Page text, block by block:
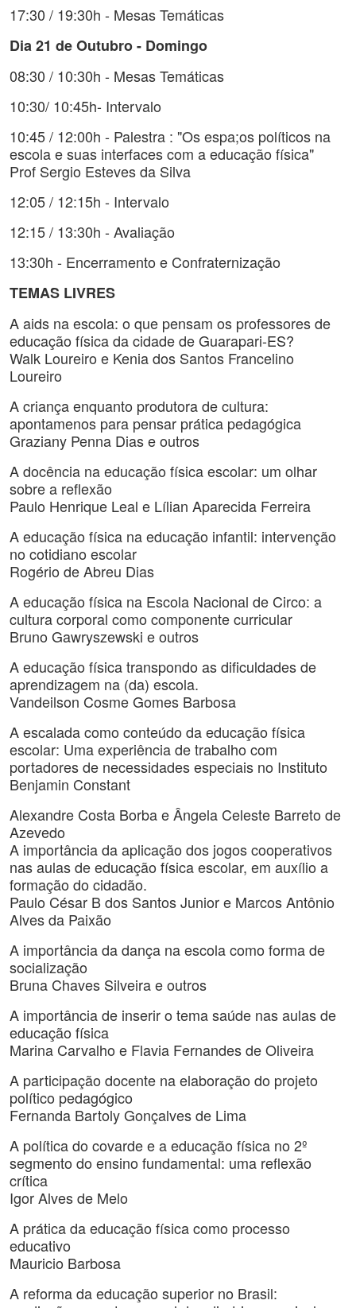
17:30 / 19:30h - Mesas Temáticas
Dia 21 de Outubro - Domingo
08:30 / 10:30h - Mesas Temáticas
10:30/ 10:45h- Intervalo
10:45 / 12:00h - Palestra : "Os espa;os políticos na
escola e suas interfaces com a educação física"
Prof Sergio Esteves da Silva
12:05 / 12:15h - Intervalo
12:15 / 13:30h - Avaliação
13:30h - Encerramento e Confraternização
TEMAS LIVRES
A aids na escola: o que pensam os professores de
educação física da cidade de Guarapari-ES?
Walk Loureiro e Kenia dos Santos Francelino
Loureiro
A criança enquanto produtora de cultura:
apontamenos para pensar prática pedagógica
Graziany Penna Dias e outros
A docência na educação física escolar: um olhar
sobre a reflexão
Paulo Henrique Leal e Lílian Aparecida Ferreira
A educação física na educação infantil: intervenção
no cotidiano escolar
Rogério de Abreu Dias
A educação física na Escola Nacional de Circo: a
cultura corporal como componente curricular
Bruno Gawryszewski e outros
A educação física transpondo as dificuldades de
aprendizagem na (da) escola.
Vandeilson Cosme Gomes Barbosa
A escalada como conteúdo da educação física
escolar: Uma experiência de trabalho com
portadores de necessidades especiais no Instituto
Benjamin Constant
Alexandre Costa Borba e Ângela Celeste Barreto de
Azevedo
A importância da aplicação dos jogos cooperativos
nas aulas de educação física escolar, em auxílio a
formação do cidadão.
Paulo César B dos Santos Junior e Marcos Antônio
Alves da Paixão
A importância da dança na escola como forma de
socialização
Bruna Chaves Silveira e outros
A importância de inserir o tema saúde nas aulas de
educação física
Marina Carvalho e Flavia Fernandes de Oliveira
A participação docente na elaboração do projeto
político pedagógico
Fernanda Bartoly Gonçalves de Lima
A política do covarde e a educação física no 2º
segmento do ensino fundamental: uma reflexão
crítica
Igor Alves de Melo
A prática da educação física como processo
educativo
Mauricio Barbosa
A reforma da educação superior no Brasil: